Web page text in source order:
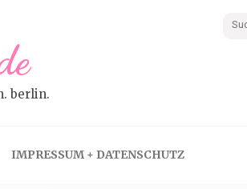
berlin.
IMPRESSUM + DATENSCHUTZ